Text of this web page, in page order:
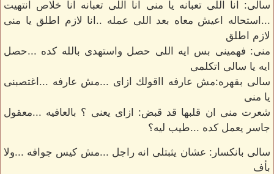
سالى: انا اللى تعبانه يا منى انا اللى تعبانه انا خلاص انتهيت
...استحاله اعيش معاه بعد اللى عمله ..انا لازم اطلق يا منى
لازم اطلق
منى: فهمينى بس ايه اللى حصل واستهدى بالله كده ...حصل
ايه يا سالى اتكلمى
سالى بقهره:مش عارفه ااقولك ازاى ...مش عارفه ...اغتصبنى
يا منى
شعرت منى ان قلبها قد قبض: ازاى يعنى ؟ بالعافيه ...معقول
جاسر يعمل كده ...طيب ليه؟
سالى بانكسار: عشان يثبتلى انه راجل ...مش كيس جوافه ...ولا
بأف